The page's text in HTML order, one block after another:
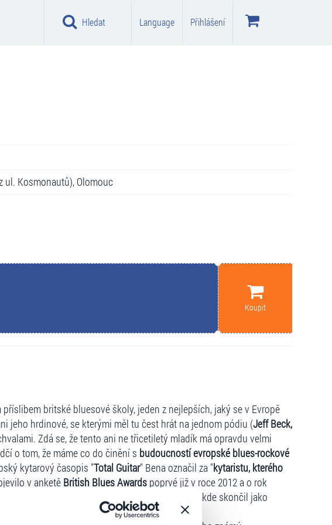
Hledat Language Přihlášení
ul. Kosmonautů), Olomouc
Koupit
britské bluesové školy, jeden z nejlepších, jaký se v Evropě
jeho hrdinové, se kterými měl tu čest hrát na jednom pódiu (Jeff Beck,
Zdá se, že tento ani ne třicetiletý mladík má opravdu velmi
o tom, že máme co do činění s budoucností evropské blues-rockové
kytarový časopis "Total Guitar" Bena označil za "kytaristu, kterého
v anketě British Blues Awardspoprvé již v roce 2012 a o rok
" v Berlíně, kde skončil jako